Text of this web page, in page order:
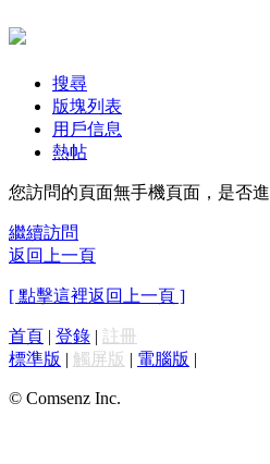
搜尋
版塊列表
用戶信息
熱帖
您訪問的頁面無手機頁面，是否
繼續訪問
返回上一頁
[ 點擊這裡返回上一頁 ]
首頁 | 登錄 | 註冊
標準版 | 觸屏版 | 電腦版 |
© Comsenz Inc.